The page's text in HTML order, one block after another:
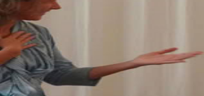
200 ore
di formazione insegnanti di yoga di